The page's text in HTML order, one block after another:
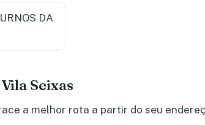
DA
Seixas
a melhor rota a partir do seu